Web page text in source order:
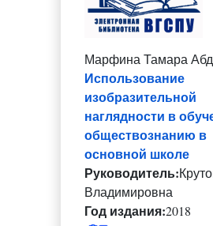
Марфина Тамара
Использование
изобразительной
наглядности в
обществознанию в
основной школе
Руководитель:
Владимировна
Год издания:2018